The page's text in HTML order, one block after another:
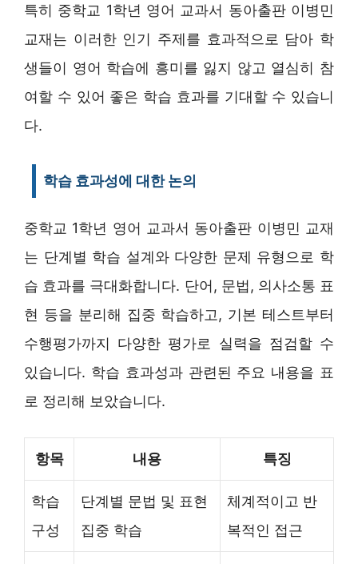
특히 중학교 1학년 영어 교과서 동아출판 이병민
교재는 이러한 인기 주제를 효과적으로 담아 학
생들이 영어 학습에 흥미를 잃지 않고 열심히 참
여할 수 있어 좋은 학습 효과를 기대할 수 있습니
다.
학습 효과성에 대한 논의
중학교 1학년 영어 교과서 동아출판 이병민 교재
는 단계별 학습 설계와 다양한 문제 유형으로 학
습 효과를 극대화합니다. 단어, 문법, 의사소통 표
현 등을 분리해 집중 학습하고, 기본 테스트부터
수행평가까지 다양한 평가로 실력을 점검할 수
있습니다. 학습 효과성과 관련된 주요 내용을 표
로 정리해 보았습니다.
항목 내용 특징
학습
구성
단계별 문법 및 표현
집중 학습
체계적이고 반
복적인 접근